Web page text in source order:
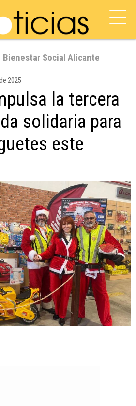
Bienestar Social Alicante
2025
la tercera
solidaria para
este